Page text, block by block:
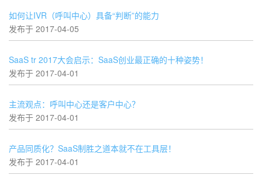
如何让IVR（呼叫中心）具备“判断”的能力
发布于 2017-04-05
SaaS tr 2017大会启示：SaaS创业最正确的十种姿势！
发布于 2017-04-01
主流观点：呼叫中心还是客户中心？
发布于 2017-04-01
产品同质化？SaaS制胜之道本就不在工具层！
发布于 2017-04-01